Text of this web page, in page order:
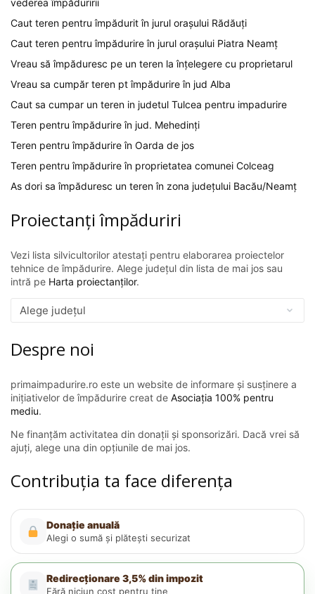
vederea împăduririi
Caut teren pentru împădurit în jurul orașului Rădăuți
Caut teren pentru împădurire în jurul orașului Piatra Neamț
Vreau să împăduresc pe un teren la înțelegere cu proprietarul
Vreau sa cumpăr teren pt împădurire în jud Alba
Caut sa cumpar un teren in judetul Tulcea pentru impadurire
Teren pentru împădurire în jud. Mehedinți
Teren pentru împădurire în Oarda de jos
Teren pentru împădurire în proprietatea comunei Colceag
As dori sa împăduresc un teren în zona județului Bacău/Neamț
Proiectanți împăduriri
Vezi lista silvicultorilor atestați pentru elaborarea proiectelor
tehnice de împădurire. Alege județul din lista de mai jos sau
intră pe Harta proiectanților.
Despre noi
primaimpadurire.ro este un website de informare și susținere a
inițiativelor de împădurire creat de Asociația 100% pentru
mediu.
Ne finanțăm activitatea din donații și sponsorizări. Dacă vrei să
ajuți, alege una din opțiunile de mai jos.
Contribuția ta face diferența
Donație anuală
Alegi o sumă și plătești securizat
Redirecționare 3,5% din impozit
Fără niciun cost pentru tine